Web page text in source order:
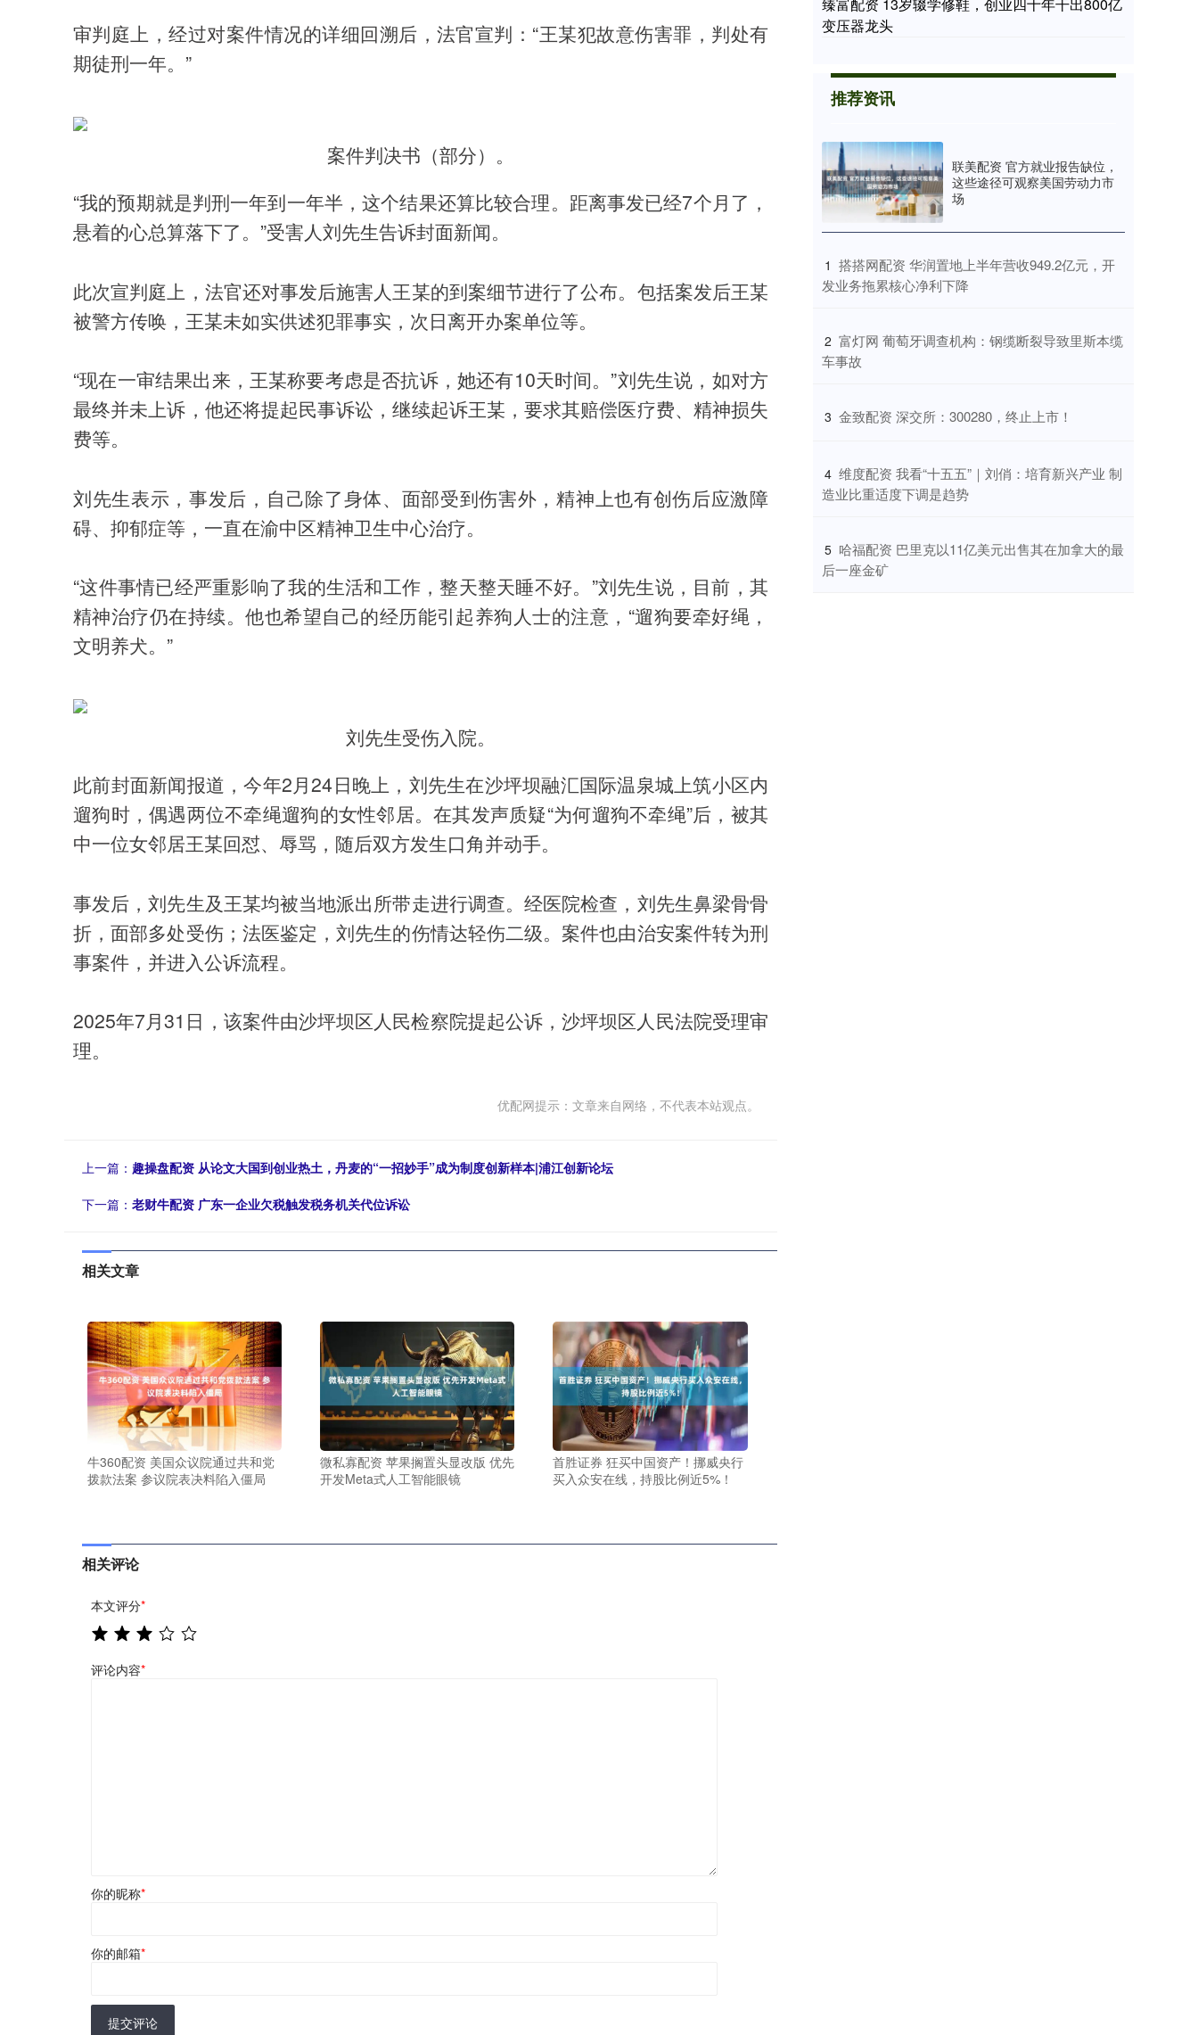
审判庭上，经过对案件情况的详细回溯后，法官宣判：“王某犯故意伤害罪，判处有
期徒刑一年。”
案件判决书（部分）。
“我的预期就是判刑一年到一年半，这个结果还算比较合理。距离事发已经7个月了，
悬着的心总算落下了。”受害人刘先生告诉封面新闻。
此次宣判庭上，法官还对事发后施害人王某的到案细节进行了公布。包括案发后王某
被警方传唤，王某未如实供述犯罪事实，次日离开办案单位等。
“现在一审结果出来，王某称要考虑是否抗诉，她还有10天时间。”刘先生说，如对方
最终并未上诉，他还将提起民事诉讼，继续起诉王某，要求其赔偿医疗费、精神损失
费等。
刘先生表示，事发后，自己除了身体、面部受到伤害外，精神上也有创伤后应激障
碍、抑郁症等，一直在渝中区精神卫生中心治疗。
“这件事情已经严重影响了我的生活和工作，整天整天睡不好。”刘先生说，目前，其
精神治疗仍在持续。他也希望自己的经历能引起养狗人士的注意，“遛狗要牵好绳，
文明养犬。”
刘先生受伤入院。
此前封面新闻报道，今年2月24日晚上，刘先生在沙坪坝融汇国际温泉城上筑小区内
遛狗时，偶遇两位不牵绳遛狗的女性邻居。在其发声质疑“为何遛狗不牵绳”后，被其
中一位女邻居王某回怼、辱骂，随后双方发生口角并动手。
事发后，刘先生及王某均被当地派出所带走进行调查。经医院检查，刘先生鼻梁骨骨
折，面部多处受伤；法医鉴定，刘先生的伤情达轻伤二级。案件也由治安案件转为刑
事案件，并进入公诉流程。
2025年7月31日，该案件由沙坪坝区人民检察院提起公诉，沙坪坝区人民法院受理审
理。
优配网提示：文章来自网络，不代表本站观点。
上一篇： 趣操盘配资 从论文大国到创业热土，丹麦的“一招妙手”成为制度创新样本|浦江创新论坛
下一篇： 老财牛配资 广东一企业欠税触发税务机关代位诉讼
相关文章
牛360配资 美国众议院通过共和党
拨款法案 参议院表决料陷入僵局
微私寡配资 苹果搁置头显改版 优先
开发Meta式人工智能眼镜
首胜证券 狂买中国资产！挪威央行
买入众安在线，持股比例近5%！
相关评论
本文评分*
评论内容*
你的昵称*
你的邮箱*
提交评论
变压器龙头
推荐资讯
联美配资 官方就业报告缺位，
这些途径可观察美国劳动力市
场
1 ​搭搭网配资 华润置地上半年营收949.2亿元，开
发业务拖累核心净利下降
2 ​富灯网 葡萄牙调查机构：钢缆断裂导致里斯本缆
车事故
3 ​金致配资 深交所：300280，终止上市！
4 ​维度配资 我看“十五五”｜刘俏：培育新兴产业 制
造业比重适度下调是趋势
5 ​哈福配资 巴里克以11亿美元出售其在加拿大的最
后一座金矿